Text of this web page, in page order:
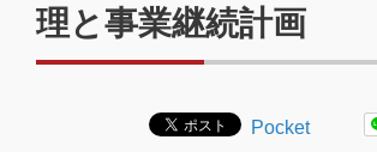
理と事業継続計画
Pocket